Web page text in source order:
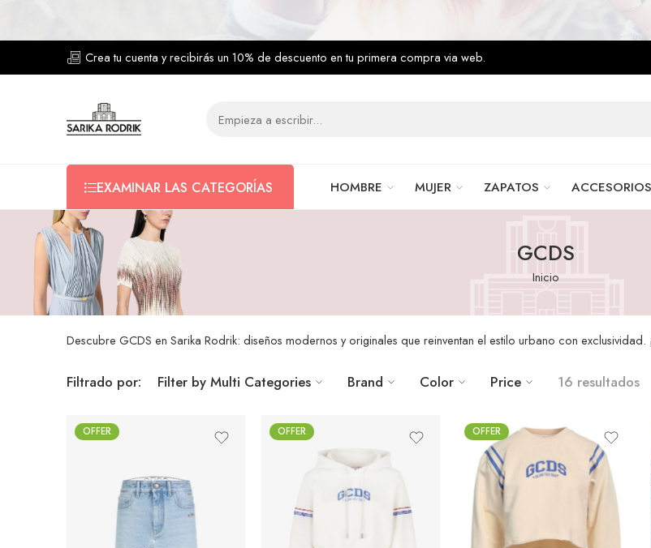
Crea tu cuenta y recibirás un 10% de descuento en tu primera compra via web.
EXAMINAR LAS CATEGORÍAS HOMBRE MUJER ZAPATOS ACCESORIOS
GCDS
Inicio
Descubre GCDS en Sarika Rodrik: diseños modernos y originales que reinventan el estilo urbano con
Filtrado por: Filter by Multi Categories Brand Color Price 16 resultados
OFFER OFFER OFFER